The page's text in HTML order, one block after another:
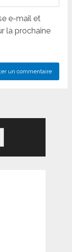
e-mail et
la prochaine